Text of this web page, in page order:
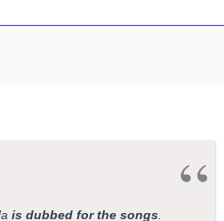
is dubbed for the songs